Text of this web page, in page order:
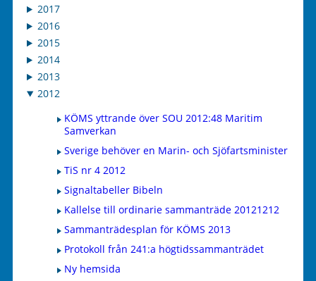
2017
2016
2015
2014
2013
2012
KÖMS yttrande över SOU 2012:48 Maritim
Samverkan
Sverige behöver en Marin- och Sjöfartsminister
TiS nr 4 2012
Signaltabeller Bibeln
Kallelse till ordinarie sammanträde 20121212
Sammanträdesplan för KÖMS 2013
Protokoll från 241:a högtidssammanträdet
Ny hemsida